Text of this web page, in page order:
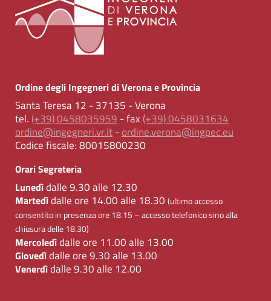
Ordine degli Ingegneri di Verona e Provincia
Santa Teresa 12 - 37135 - Verona
tel. (+39) 0458035959 - fax (+39) 0458031634
ordine@ingegneri.vr.it-ordine.verona@ingpec.eu
Codice fiscale:80015800230
Orari Segreteria
Lunedìdalle 9.30 alle 12.30
Martedìdalle ore 14.00 alle 18.30 (ultimo accesso
consentito in presenza ore 18.15 – accesso telefonico sino alla
chiusura delle 18.30)
Mercoledìdalle ore 11.00 alle 13.00
Giovedìdalle ore 9.30 alle 13.00
Venerdìdalle 9.30 alle 12.00